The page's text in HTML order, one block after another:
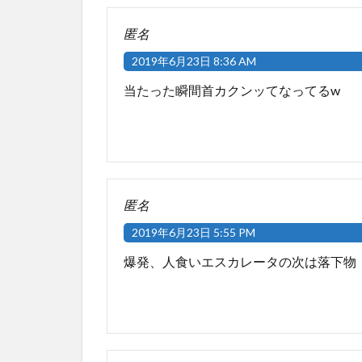
匿名
2019年6月23日 8:36 AM
当たった瞬間首カクンッてなってるw
匿名
2019年6月23日 5:55 PM
爆発、人食いエスカレータの次は落下物